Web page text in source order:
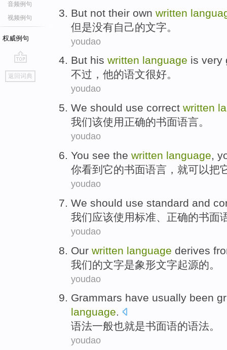
音频例句
视频例句
权威例句
go
top
返回词典
But not their own written
但是没有自己的文字 。
youdao
But his written language is very
不过 ， 他的语文很好。
youdao
We should use correct written
我们该使用正确的书面语言。
youdao
You see the written language,
你看到 它的书面语言 ， 就可以把
youdao
We should use standard and
我们应该使用标准、 正确的书面
youdao
Our written language derives
我们的文字是象形文字起源的。
youdao
Grammars have usually been
language.
语法一般也就是书面语的语法。
youdao